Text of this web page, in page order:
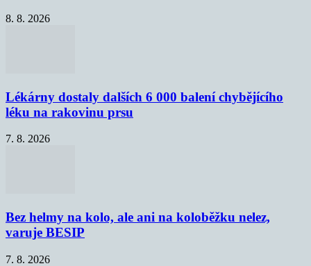
8. 8. 2026
Lékárny dostaly dalších 6 000 balení chybějícího
léku na rakovinu prsu
7. 8. 2026
Bez helmy na kolo, ale ani na koloběžku nelez,
varuje BESIP
7. 8. 2026